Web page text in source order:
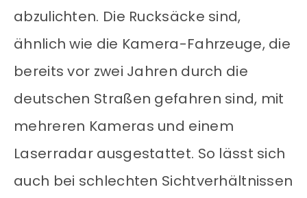
abzulichten. Die Rucksäcke sind,
ähnlich wie die Kamera-Fahrzeuge, die
bereits vor zwei Jahren durch die
deutschen Straßen gefahren sind, mit
mehreren Kameras und einem
Laserradar ausgestattet. So lässt sich
auch bei schlechten Sichtverhältnissen